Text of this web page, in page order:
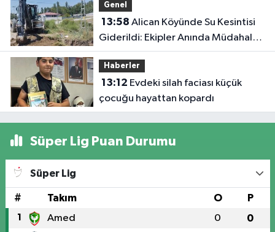
Genel
13:58
Giderildi: Ekipler Anında Müdahale
Etti
Haberler
13:12
çocuğu hayattan kopardı
Süper Lig Puan Durumu
Süper Lig
# Takım O P
1 Amed 0 0